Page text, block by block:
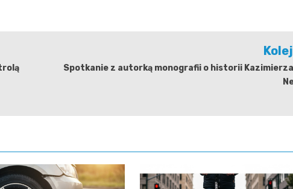
Spotkanie z autorką monografii o historii